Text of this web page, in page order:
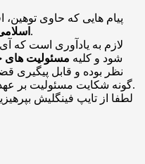
پیام هایی که حاوی توهین،
باشد منتشر نخواهد شد.
لازم به یادآوری است
شود و کلیه مسئولیت های
نظر بوده و قابل پیگیری
گونه شکایت مسئولیت بر عهده شخص نظر دهنده خواهد بود.
لطفا از تایپ فینگلیش